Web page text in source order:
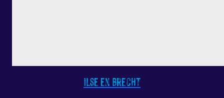
Ilse en Brecht